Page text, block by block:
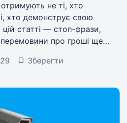
не ті, хто
хто демонструє свою
цій статті — стоп-фрази,
перемовини про гроші ще
Зберегти